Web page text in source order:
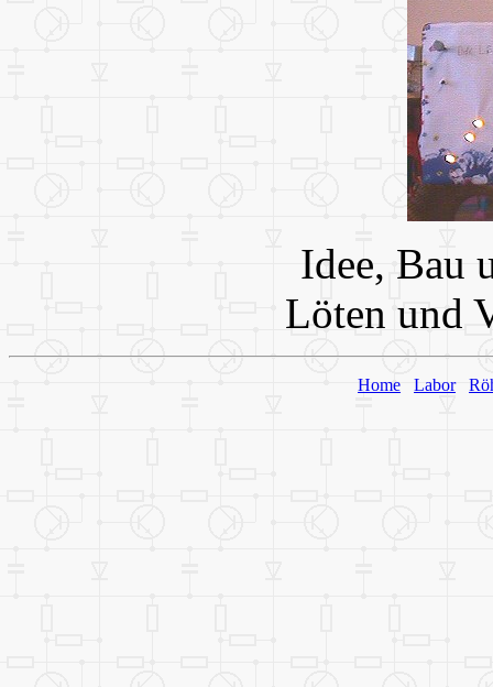
Idee, Bau
Löten und
Home Labor